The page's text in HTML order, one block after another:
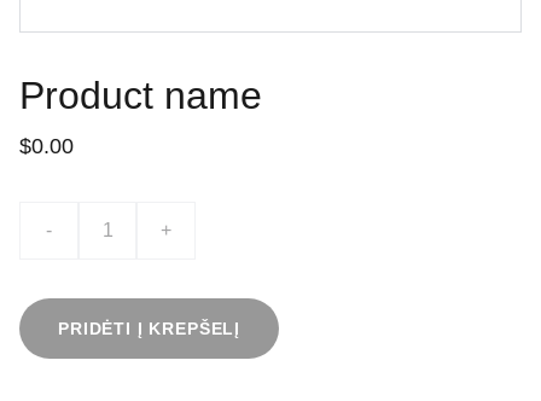
Product name
$0.00
- +
PRIDĖTI Į KREPŠELĮ